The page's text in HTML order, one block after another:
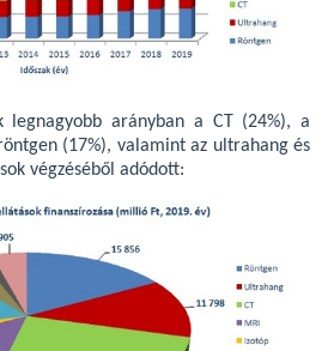
legnagyobb arányban a CT (24%), a
(17%), valamint az ultrahang és
végzéséből adódott: